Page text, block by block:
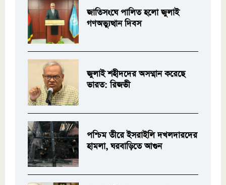
জাতিসংঘে পালিত হলো জুলাই
গণঅভ্যুত্থান দিবস
জুলাই শহীদদের অসম্মান করেছে
ভারত: রিজভী
পশ্চিম তীরে ইসরাইলি দখলদারদের
হামলা, ঘরবাড়িতে আগুন